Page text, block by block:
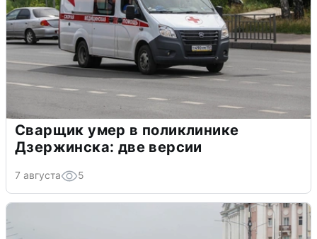
Сварщик умер в поликлинике
Дзержинска: две версии
7 августа 5